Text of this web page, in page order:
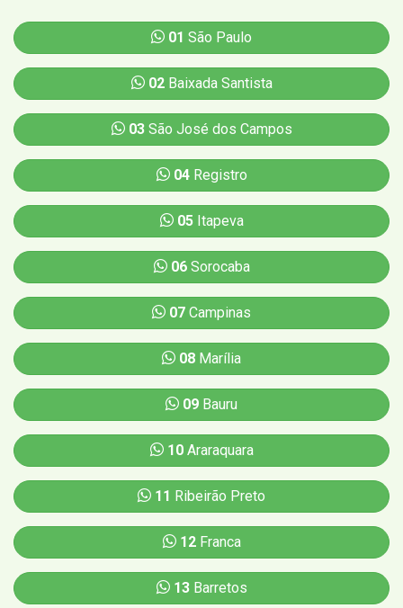
01 São Paulo
02Baixada Santista
03São José dos Campos
04Registro
05Itapeva
06Sorocaba
07 Campinas
08 Marília
09 Bauru
10Araraquara
11 Ribeirão Preto
12Franca
13Barretos